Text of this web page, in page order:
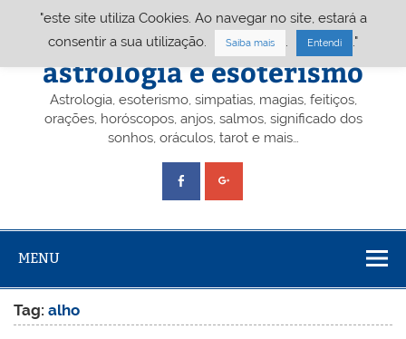
Portal A&E – Portal
astrologia e esoterismo
Astrologia, esoterismo, simpatias, magias, feitiços,
orações, horóscopos, anjos, salmos, significado dos
sonhos, oráculos, tarot e mais…
MENU
Tag:alho
"este site utiliza Cookies. Ao navegar no site, estará a
consentir a sua utilização.
Saiba mais Entendi ."